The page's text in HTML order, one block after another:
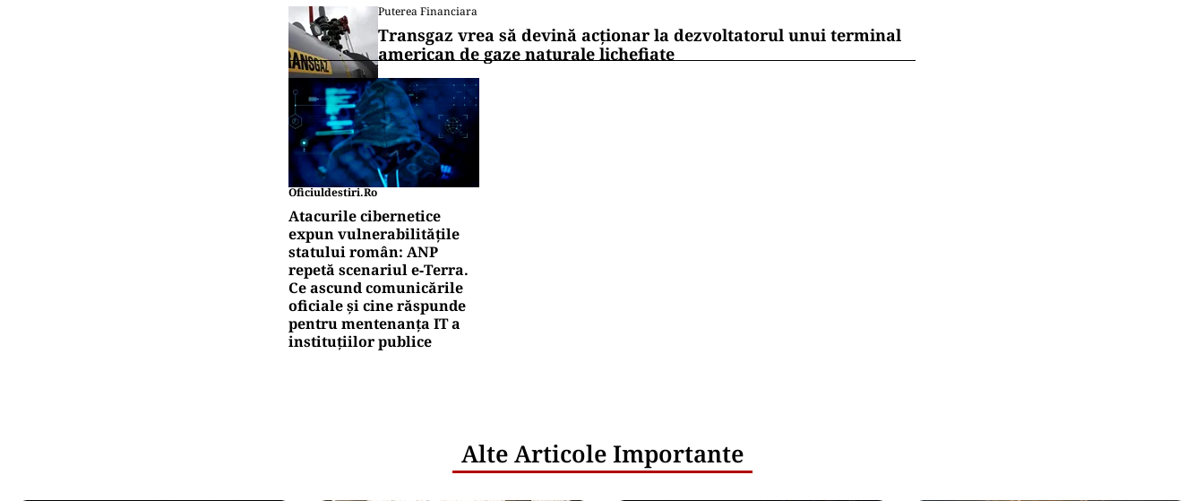
Puterea Financiara
Transgaz vrea să devină acționar la dezvoltatorul unui terminal
american de gaze naturale lichefiate
Oficiuldestiri.ro
Atacurile cibernetice
expun vulnerabilitățile
statului român: ANP
repetă scenariul e‑Terra.
Ce ascund comunicările
oficiale și cine răspunde
pentru mentenanța IT a
instituțiilor publice
Alte Articole Importante